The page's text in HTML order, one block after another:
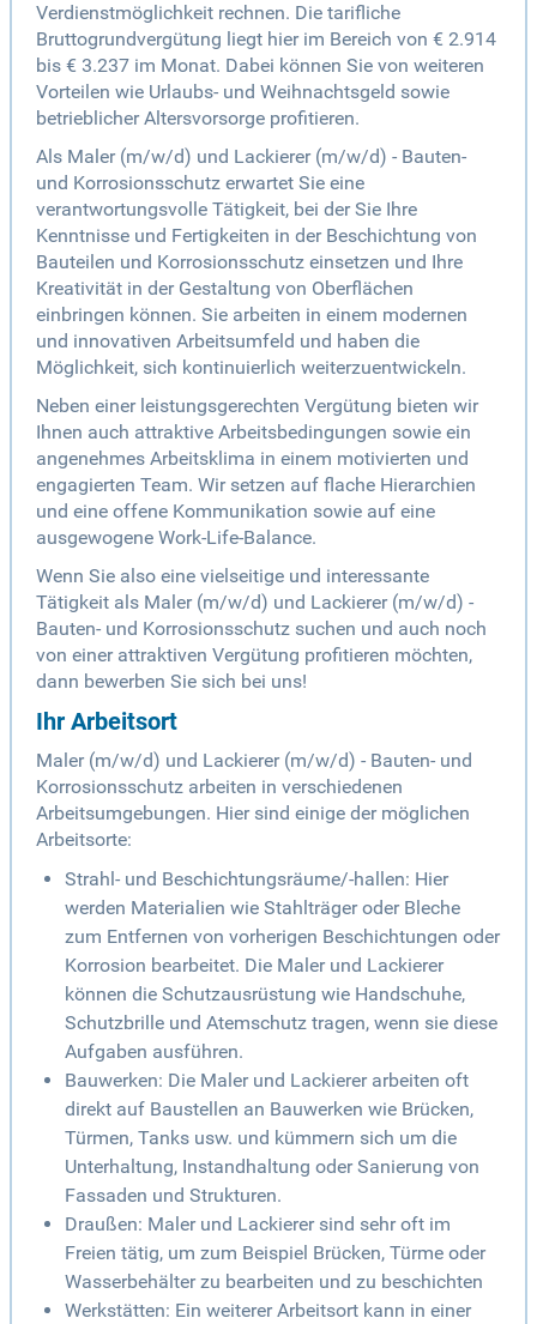
Verdienstmöglichkeit rechnen. Die tarifliche
Bruttogrundvergütung liegt hier im Bereich von € 2.914
bis € 3.237 im Monat. Dabei können Sie von weiteren
Vorteilen wie Urlaubs- und Weihnachtsgeld sowie
betrieblicher Altersvorsorge profitieren.
Als Maler (m/w/d) und Lackierer (m/w/d) - Bauten-
und Korrosionsschutz erwartet Sie eine
verantwortungsvolle Tätigkeit, bei der Sie Ihre
Kenntnisse und Fertigkeiten in der Beschichtung von
Bauteilen und Korrosionsschutz einsetzen und Ihre
Kreativität in der Gestaltung von Oberflächen
einbringen können. Sie arbeiten in einem modernen
und innovativen Arbeitsumfeld und haben die
Möglichkeit, sich kontinuierlich weiterzuentwickeln.
Neben einer leistungsgerechten Vergütung bieten wir
Ihnen auch attraktive Arbeitsbedingungen sowie ein
angenehmes Arbeitsklima in einem motivierten und
engagierten Team. Wir setzen auf flache Hierarchien
und eine offene Kommunikation sowie auf eine
ausgewogene Work-Life-Balance.
Wenn Sie also eine vielseitige und interessante
Tätigkeit als Maler (m/w/d) und Lackierer (m/w/d) -
Bauten- und Korrosionsschutz suchen und auch noch
von einer attraktiven Vergütung profitieren möchten,
dann bewerben Sie sich bei uns!
Ihr Arbeitsort
Maler (m/w/d) und Lackierer (m/w/d) - Bauten- und
Korrosionsschutz arbeiten in verschiedenen
Arbeitsumgebungen. Hier sind einige der möglichen
Arbeitsorte:
Strahl- und Beschichtungsräume/-hallen: Hier
werden Materialien wie Stahlträger oder Bleche
zum Entfernen von vorherigen Beschichtungen oder
Korrosion bearbeitet. Die Maler und Lackierer
können die Schutzausrüstung wie Handschuhe,
Schutzbrille und Atemschutz tragen, wenn sie diese
Aufgaben ausführen.
Bauwerken: Die Maler und Lackierer arbeiten oft
direkt auf Baustellen an Bauwerken wie Brücken,
Türmen, Tanks usw. und kümmern sich um die
Unterhaltung, Instandhaltung oder Sanierung von
Fassaden und Strukturen.
Draußen: Maler und Lackierer sind sehr oft im
Freien tätig, um zum Beispiel Brücken, Türme oder
Wasserbehälter zu bearbeiten und zu beschichten
Werkstätten: Ein weiterer Arbeitsort kann in einer